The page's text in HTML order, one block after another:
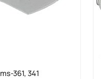
Корпус стартера ms-361, 341